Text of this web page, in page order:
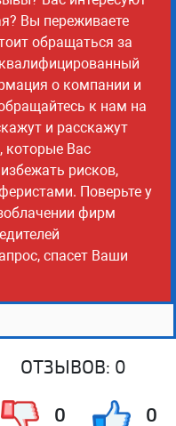
Вы переживаете
обращаться за
о компании и
к нам на
и расскажут
которые Вас
рисков,
Поверьте у
фирм
спасет Ваши
ОТЗЫВОВ: 0
0 0